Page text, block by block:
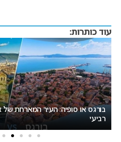
עוד כותרות:
רביעי